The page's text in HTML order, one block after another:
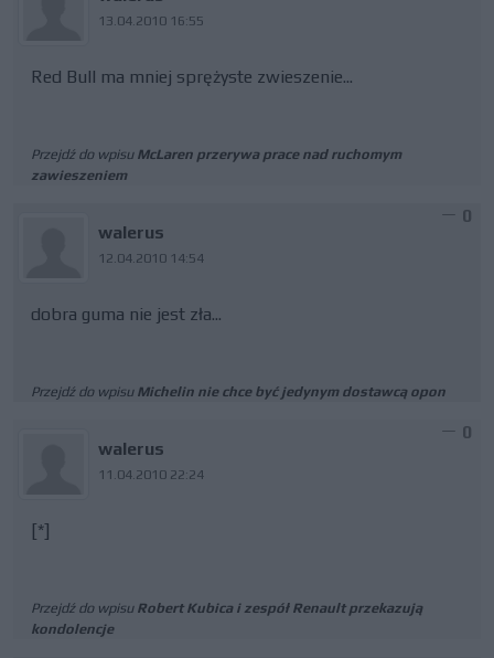
13.04.2010 16:55
Red Bull ma mniej sprężyste zwieszenie...
Przejdź do wpisu McLaren przerywa prace nad ruchomym
zawieszeniem
walerus
12.04.2010 14:54
0
dobra guma nie jest zła...
Przejdź do wpisu Michelin nie chce być jedynym dostawcą opon
walerus
11.04.2010 22:24
0
[*]
Przejdź do wpisu Robert Kubica i zespół Renault przekazują
kondolencje